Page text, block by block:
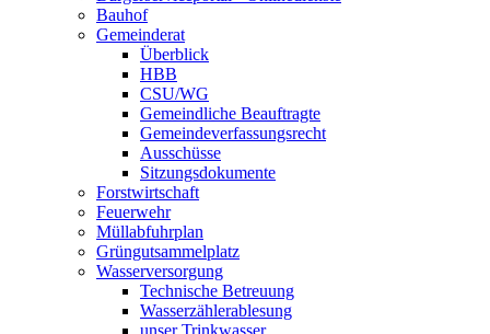
Bauhof
Gemeinderat
Überblick
HBB
CSU/WG
Gemeindliche Beauftragte
Gemeindeverfassungsrecht
Ausschüsse
Sitzungsdokumente
Forstwirtschaft
Feuerwehr
Müllabfuhrplan
Grüngutsammelplatz
Wasserversorgung
Technische Betreuung
Wasserzählerablesung
unser Trinkwasser